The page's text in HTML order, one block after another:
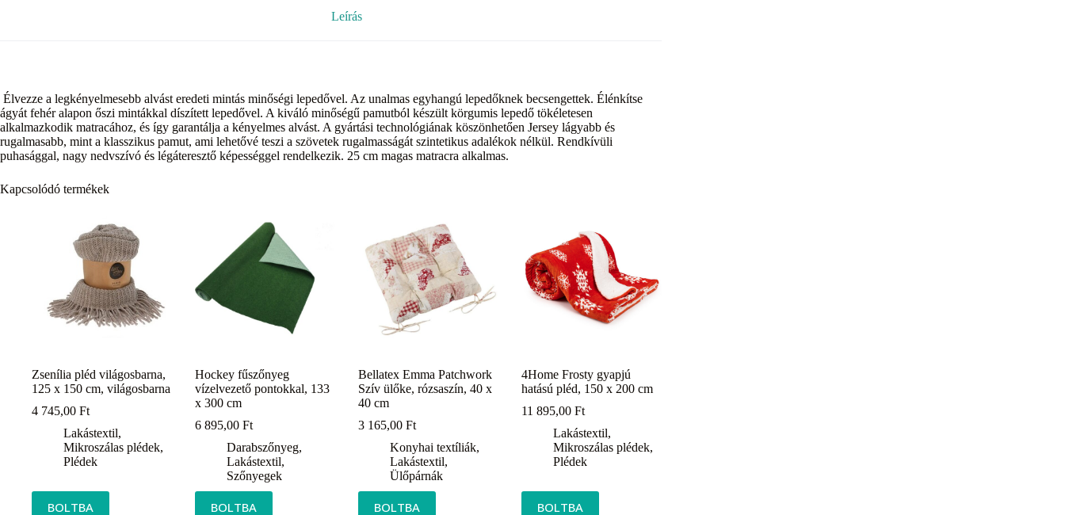
Leírás
Élvezze a legkényelmesebb alvást eredeti mintás minőségi lepedővel. Az unalmas egyhangú lepedőknek becsengettek. Élénkítse
ágyát fehér alapon őszi mintákkal díszített lepedővel. A kiváló minőségű pamutból készült körgumis lepedő tökéletesen
alkalmazkodik matracához, és így garantálja a kényelmes alvást. A gyártási technológiának köszönhetően Jersey lágyabb és
rugalmasabb, mint a klasszikus pamut, ami lehetővé teszi a szövetek rugalmasságát szintetikus adalékok nélkül. Rendkívüli
puhasággal, nagy nedvszívó és légáteresztő képességgel rendelkezik. 25 cm magas matracra alkalmas.
Kapcsolódó termékek
Zsenília pléd világosbarna,
125 x 150 cm, világosbarna
4 745,00 Ft
Lakástextil,
Mikroszálas plédek,
Plédek
BOLTBA
Hockey fűszőnyeg
vízelvezető pontokkal, 133
x 300 cm
6 895,00Ft
Darabszőnyeg,
Lakástextil,
Szőnyegek
BOLTBA
Bellatex Emma Patchwork
Szív ülőke, rózsaszín, 40 x
40 cm
3 165,00Ft
Konyhai textíliák,
Lakástextil,
Ülőpárnák
BOLTBA
4Home Frosty gyapjú
hatású pléd, 150 x 200 cm
11 895,00Ft
Lakástextil,
Mikroszálas plédek,
Plédek
BOLTBA